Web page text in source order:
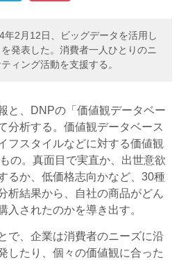
年2月12日、ビッグデータを活用し
発表した。消費者一人ひとりのニ
ィング活動を支援する。
と、DNPの「価値観データベー
分析する。価値観データベース
フスタイルなどに対する価値観
の。真面目で実直か、出世意欲
るか、低価格志向かなど、30種
析結果から、自社の商品がどん
入されたのかを導き出す。
で、企業は消費者のニーズに沿
したり、個々の価値観に合った